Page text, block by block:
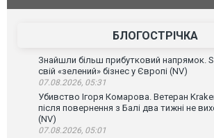
атаку. ВІДЕО
БЛОГОСТРІЧКА
Знайшли більш прибутковий напрямок.
свій «зелений» бізнес у Європі (NV)
07.08.2026, 05:31
Убивство Ігоря Комарова. Ветеран
після повернення з Балі два тижні не
(NV)
07.08.2026, 05:01